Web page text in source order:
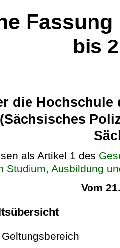
Fassung
bis
die Hochschule
(Sächsisches
als Artikel 1 des
Studium, Ausbildung
Vom
Geltungsbereich